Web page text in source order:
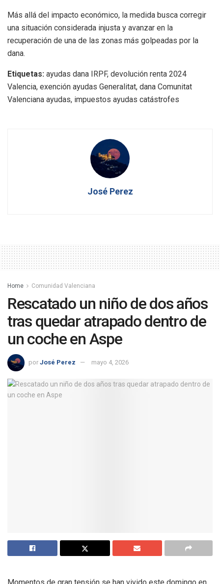
Más allá del impacto económico, la medida busca corregir
una situación considerada injusta y avanzar en la
recuperación de una de las zonas más golpeadas por la
dana.
Etiquetas: ayudas dana IRPF, devolución renta 2024
Valencia, exención ayudas Generalitat, dana Comunitat
Valenciana ayudas, impuestos ayudas catástrofes
José Perez
Home Comunidad Valenciana
Rescatado un niño de dos años
tras quedar atrapado dentro de
un coche en Aspe
por José Perez mayo 4, 2026